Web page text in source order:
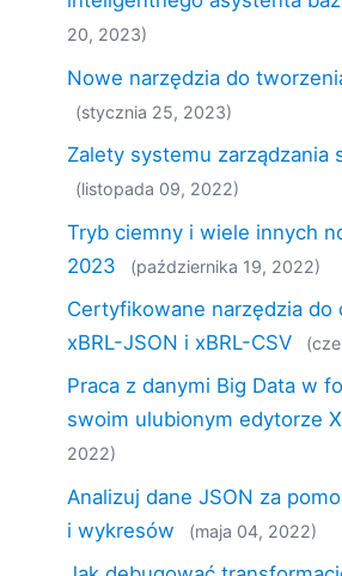
20, 2023)
Nowe narzędzia do
(stycznia 25, 2023)
Zalety systemu zarządzania
(listopada 09, 2022)
Tryb ciemny i wiele innych
2023
(października 19, 2022)
Certyfikowane narzędzia do
xBRL-JSON i xBRL-CSV
Praca z danymi Big Data w
swoim ulubionym edytorze
2022)
Analizuj dane JSON za
i wykresów
(maja 04, 2022)